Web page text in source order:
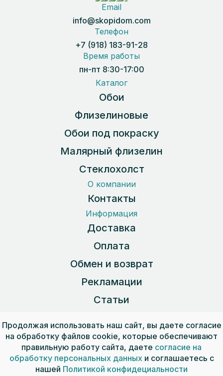
Email
info@skopidom.com
Телефон
+7 (918) 183-91-28
Время работы
пн-пт 8:30-17:00
Каталог
Обои
Флизелиновые
Обои под покраску
Малярный флизелин
Стеклохолст
О компании
Контакты
Информация
Доставка
Оплата
Обмен и возврат
Рекламации
Статьи
Пользовательское соглашение
Публичная оферта
Продолжая использовать наш сайт, вы даете согласие
на обработку файлов cookie, которые обеспечивают
правильную работу сайта, даете согласие на
обработку персональных данныхи соглашаетесь с
нашей Политикой конфидециальности